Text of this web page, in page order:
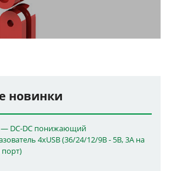
новинки
— DC-DC понижающий
4xUSB (36/24/12/9В - 5В, 3А на